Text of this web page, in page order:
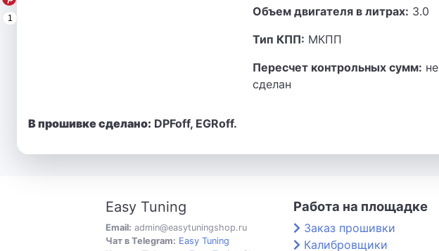
Объем двигателя в литрах: 3.0
Тип КПП: МКПП
Пересчет контрольных сумм: не
сделан
В прошивке сделано: DPFoff, EGRoff.
1
Easy Tuning
Email: admin@easytuningshop.ru
Чат в Telegram: Easy Tuning
Работа на площадке
Заказ прошивки
Калибровщики